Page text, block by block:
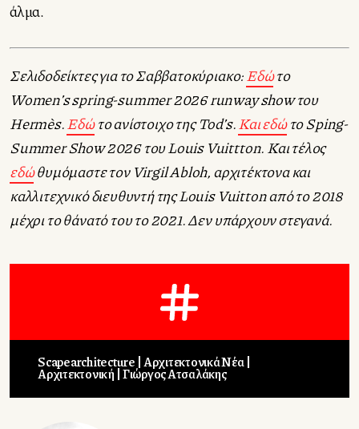
άλμα.
Σελιδοδείκτες για το Σαββατοκύριακο:Εδώτο
Women’s spring-summer 2026 runway show του
Hermès.Εδώτο ανίστοιχο της Tod’s.Και εδώτο Sping-
Summer Show 2026 του Louis Vuittton. Και τέλος
εδώθυμόμαστε τον Virgil Abloh, αρχιτέκτονα και
καλλιτεχνικό διευθυντή της Louis Vuitton από το 2018
μέχρι το θάνατό του το 2021. Δεν υπάρχουν στεγανά.
Scapearchitecture Αρχιτεκτονικά Νέα
Αρχιτεκτονική Γιώργος Ατσαλάκης